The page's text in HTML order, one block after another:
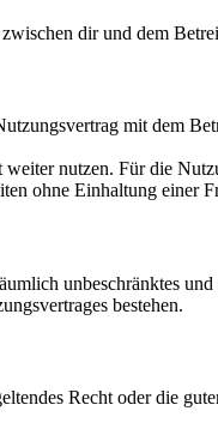
dir und dem
mit dem
nutzen. Für die
ohne Einhaltung einer
unbeschränktes
bestehen.
Recht oder die